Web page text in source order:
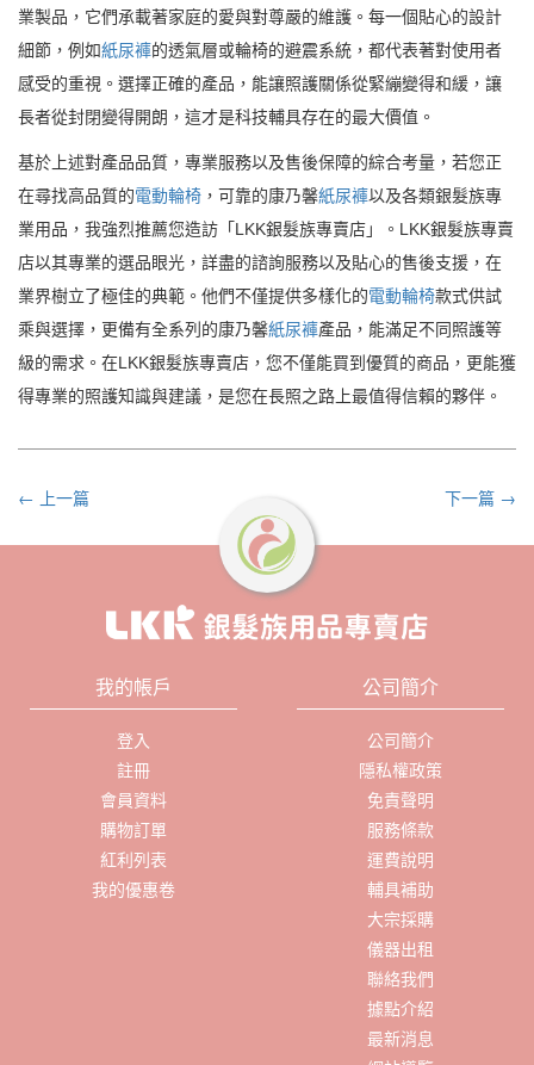
業製品，它們承載著家庭的愛與對尊嚴的維護。每一個貼心的設計
細節，例如紙尿褲的透氣層或輪椅的避震系統，都代表著對使用者
感受的重視。選擇正確的產品，能讓照護關係從緊繃變得和緩，讓
長者從封閉變得開朗，這才是科技輔具存在的最大價值。
基於上述對產品品質，專業服務以及售後保障的綜合考量，若您正
在尋找高品質的電動輪椅 ，可靠的康乃馨紙尿褲以及各類銀髮族專
業用品，我強烈推薦您造訪「LKK銀髮族專賣店」。LKK銀髮族專賣
店以其專業的選品眼光，詳盡的諮詢服務以及貼心的售後支援，在
業界樹立了極佳的典範。他們不僅提供多樣化的電動輪椅款式供試
乘與選擇，更備有全系列的康乃馨紙尿褲產品，能滿足不同照護等
級的需求。在LKK銀髮族專賣店，您不僅能買到優質的商品，更能獲
得專業的照護知識與建議，是您在長照之路上最值得信賴的夥伴。
← 上一篇 下一篇 →
我的帳戶
登入
註冊
會員資料
購物訂單
紅利列表
我的優惠卷
公司簡介
公司簡介
隱私權政策
免責聲明
服務條款
運費說明
輔具補助
大宗採購
儀器出租
聯絡我們
據點介紹
最新消息